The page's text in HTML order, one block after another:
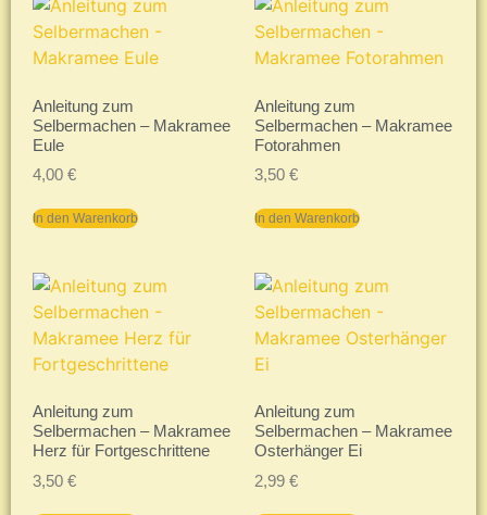
Anleitung zum
Selbermachen – Makramee
Eule
4,00 €
In den Warenkorb
Anleitung zum
Selbermachen – Makramee
Fotorahmen
3,50 €
In den Warenkorb
Anleitung zum
Selbermachen – Makramee
Herz für Fortgeschrittene
3,50 €
Anleitung zum
Selbermachen – Makramee
Osterhänger Ei
2,99 €